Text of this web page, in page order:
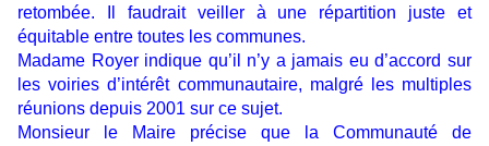
retombée. Il faudrait veiller à une répartition juste et
équitable entre toutes les communes.
Madame Royer indique qu’il n’y a jamais eu d’accord sur
les voiries d’intérêt communautaire, malgré les multiples
réunions depuis 2001 sur ce sujet.
Monsieur le Maire précise que la Communauté de